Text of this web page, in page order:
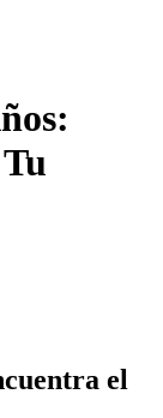
el